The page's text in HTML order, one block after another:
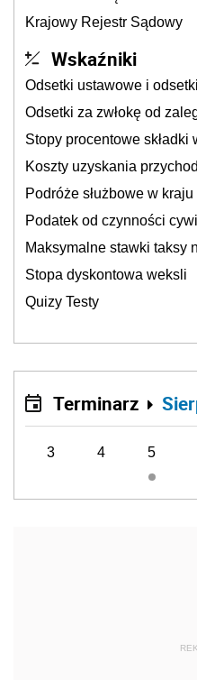
Krajowy Rejestr Sądowy
Wskaźniki
Odsetki ustawowe i
Odsetki za zwłokę od
Stopy procentowe składki
Koszty uzyskania
Podróże służbowe w kraju
Podatek od czynności
Maksymalne stawki taksy
Stopa dyskontowa weksli
Quizy Testy
Terminarz
3 4 5